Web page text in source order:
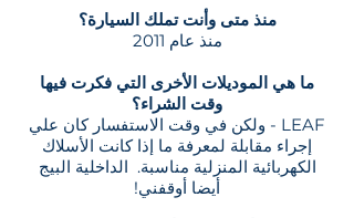
منذ متى وأنت تملك السيارة؟
منذ عام 2011
ما هي الموديلات الأخرى التي فكرت فيها
وقت الشراء؟
LEAF - ولكن في وقت الاستفسار كان علي
إجراء مقابلة لمعرفة ما إذا كانت الأسلاك
الكهربائية المنزلية مناسبة. الداخلية البيج
أيضا أوقفني!